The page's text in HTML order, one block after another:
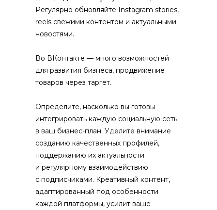
Регулярно обновляйте Instagram stories,
reels свежими контентом и актуальными
новостями.
Во ВКонтакте — много возможностей
для развития бизнеса, продвижение
товаров через таргет.
Определите, насколько вы готовы
интегрировать каждую социальную сеть
в ваш бизнес-план. Уделите внимание
созданию качественных профилей,
поддержанию их актуальности
и регулярному взаимодействию
с подписчиками. Креативный контент,
адаптированный под особенности
каждой платформы, усилит ваше